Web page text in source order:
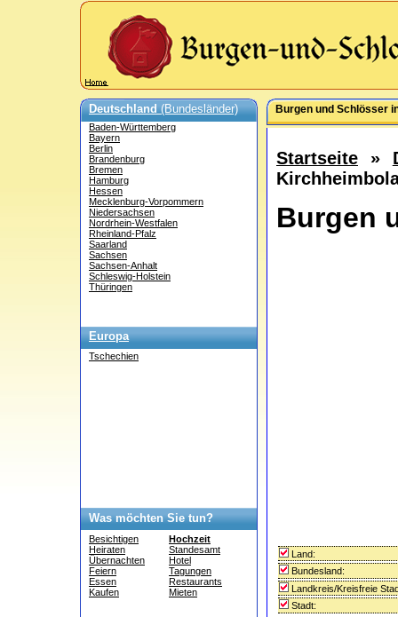
Deutschland(Bundesländer)
Baden-Württemberg
Bayern
Berlin
Brandenburg
Bremen
Hamburg
Hessen
Mecklenburg-Vorpommern
Niedersachsen
Nordrhein-Westfalen
Rheinland-Pfalz
Saarland
Sachsen
Sachsen-Anhalt
Schleswig-Holstein
Thüringen
Europa
Tschechien
Was möchten Sie tun?
Besichtigen
Heiraten
Übernachten
Feiern
Essen
Kaufen
Hochzeit
Standesamt
Hotel
Tagungen
Restaurants
Mieten
Burgen und Schlösser
Startseite »
Burgen
Land:
Bundesland:
Landkreis/Kreisfreie
Stadt: